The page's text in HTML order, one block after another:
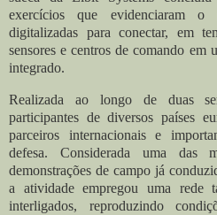
exercícios que evidenciaram o
digitalizadas para conectar, em
sensores e centros de comando em
integrado.
Realizada ao longo de duas
participantes de diversos países
parceiros internacionais e
defesa. Considerada uma das
demonstrações de campo já
a atividade empregou uma rede
interligados, reproduzindo